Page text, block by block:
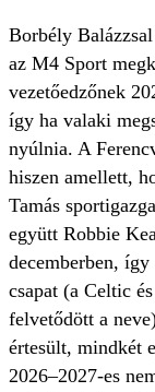
Borbély
az M4 Sport
vezetőedzőnek
így ha valaki
nyúlnia. A
hiszen amellett,
Tamás
együtt Robbie
decemberben,
csapat (a Celtic
felvetődött a
értesült, mindkét
2026–2027-es